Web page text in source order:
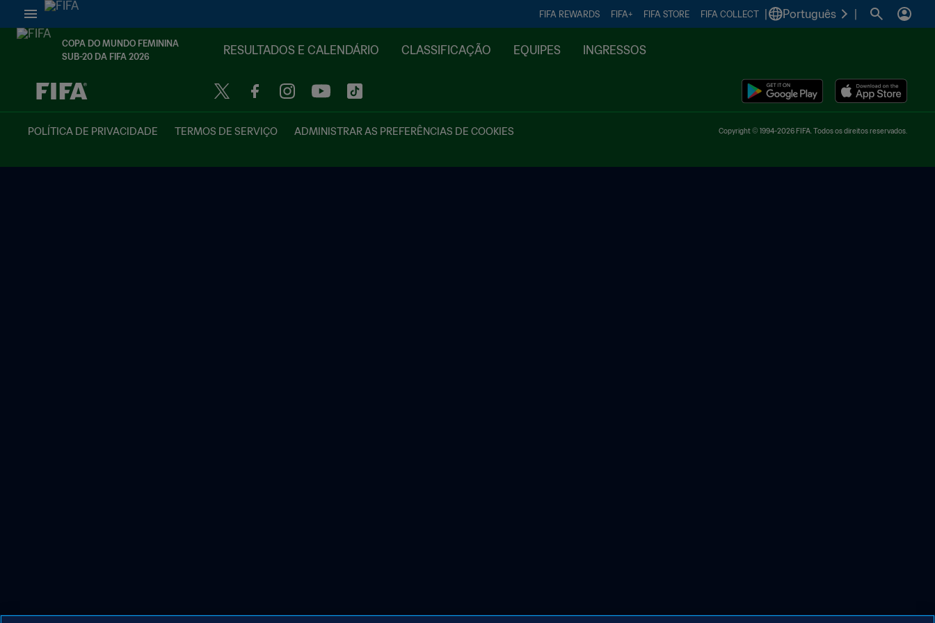
FIFA REWARDS FIFA+ FIFA STORE FIFA COLLECT Português
COPA DO MUNDO FEMININA
SUB-20 DA FIFA 2026
RESULTADOS E CALENDÁRIO CLASSIFICAÇÃO EQUIPES INGRESSOS
TBD x TBD
POLÍTICA DE PRIVACIDADE TERMOS DE SERVIÇO ADMINISTRAR AS PREFERÊNCIAS DE COOKIES Copyright © 1994-2026 FIFA. Todos os direitos reservados.